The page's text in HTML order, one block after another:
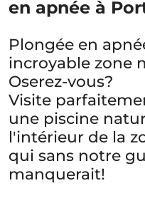
en apnée à
Plongée en
incroyable zone
Oserez-vous?
Visite
une piscine
l'intérieur de la
qui sans notre
manquerait!